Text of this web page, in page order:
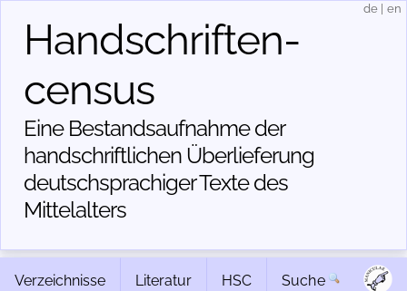
Handschriften­
census
Eine Bestandsaufnahme der
handschriftlichen Über­lieferung
deutschsprachiger Texte des
Mittelalters
de en
Verzeichnisse Literatur HSC Suche